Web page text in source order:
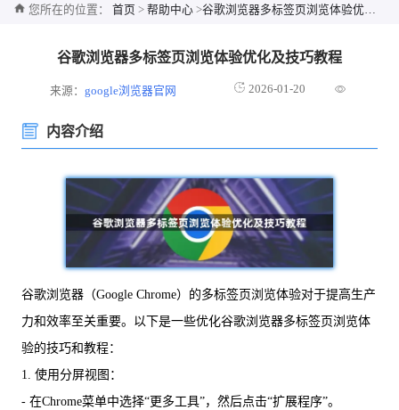
您所在的位置： 首页 > 帮助中心 >谷歌浏览器多标签页浏览体验优化及技巧教程
谷歌浏览器多标签页浏览体验优化及技巧教程
来源：google浏览器官网 2026-01-20
内容介绍
谷歌浏览器（Google Chrome）的多标签页浏览体验对于提高生产
力和效率至关重要。以下是一些优化谷歌浏览器多标签页浏览体
验的技巧和教程：
1. 使用分屏视图：
- 在Chrome菜单中选择“更多工具”，然后点击“扩展程序”。